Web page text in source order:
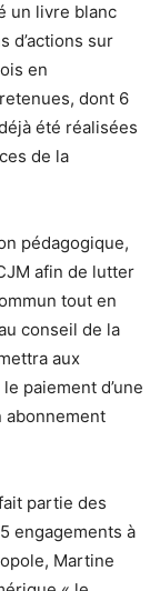
un livre blanc
d’actions sur
en
dont 6
été réalisées
de la
pédagogique,
afin de lutter
tout en
conseil de la
aux
paiement d’une
abonnement
partie des
engagements à
Martine